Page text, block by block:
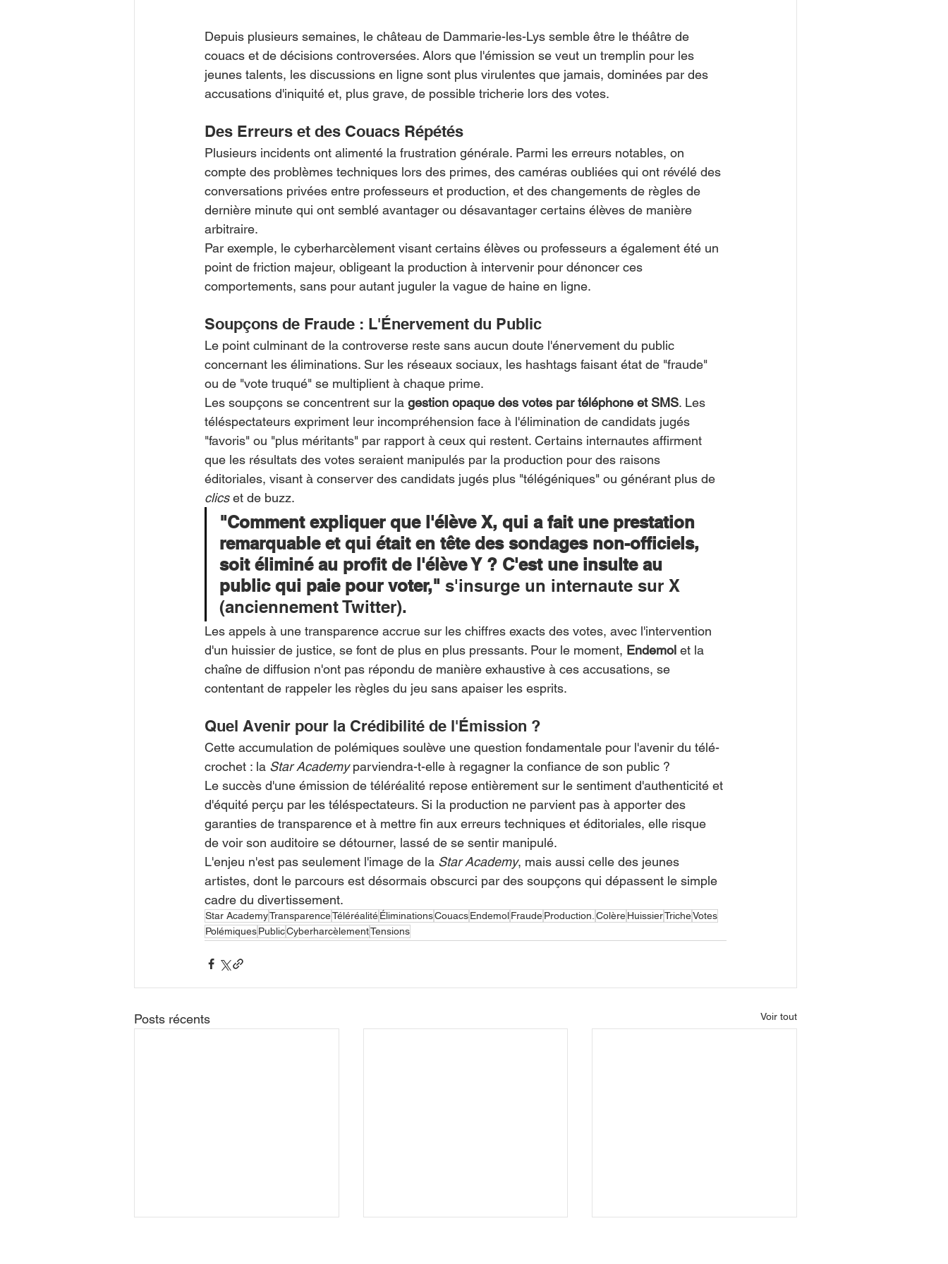
Depuis plusieurs semaines, le château de Dammarie-les-Lys semble être le théâtre de
couacs et de décisions controversées. Alors que l'émission se veut un tremplin pour les
jeunes talents, les discussions en ligne sont plus virulentes que jamais, dominées par des
accusations d'iniquité et, plus grave, de possible tricherie lors des votes.
Des Erreurs et des Couacs Répétés
Plusieurs incidents ont alimenté la frustration générale. Parmi les erreurs notables, on
compte des problèmes techniques lors des primes, des caméras oubliées qui ont révélé des
conversations privées entre professeurs et production, et des changements de règles de
dernière minute qui ont semblé avantager ou désavantager certains élèves de manière
arbitraire.
Par exemple, le cyberharcèlement visant certains élèves ou professeurs a également été un
point de friction majeur, obligeant la production à intervenir pour dénoncer ces
comportements, sans pour autant juguler la vague de haine en ligne.
Soupçons de Fraude : L'Énervement du Public
Le point culminant de la controverse reste sans aucun doute l'énervement du public
concernant les éliminations. Sur les réseaux sociaux, les hashtags faisant état de "fraude"
ou de "vote truqué" se multiplient à chaque prime.
Les soupçons se concentrent sur la gestion opaque des votes par téléphone et SMS. Les
téléspectateurs expriment leur incompréhension face à l'élimination de candidats jugés
"favoris" ou "plus méritants" par rapport à ceux qui restent. Certains internautes affirment
que les résultats des votes seraient manipulés par la production pour des raisons
éditoriales, visant à conserver des candidats jugés plus "télégéniques" ou générant plus de
clics et de buzz.
"Comment expliquer que l'élève X, qui a fait une prestation
remarquable et qui était en tête des sondages non-officiels,
soit éliminé au profit de l'élève Y ? C'est une insulte au
public qui paie pour voter," s'insurge un internaute sur X
(anciennement Twitter).
Les appels à une transparence accrue sur les chiffres exacts des votes, avec l'intervention
d'un huissier de justice, se font de plus en plus pressants. Pour le moment, Endemol et la
chaîne de diffusion n'ont pas répondu de manière exhaustive à ces accusations, se
contentant de rappeler les règles du jeu sans apaiser les esprits.
Quel Avenir pour la Crédibilité de l'Émission ?
Cette accumulation de polémiques soulève une question fondamentale pour l'avenir du télé-
crochet : la Star Academy parviendra-t-elle à regagner la confiance de son public ?
Le succès d'une émission de téléréalité repose entièrement sur le sentiment d'authenticité et
d'équité perçu par les téléspectateurs. Si la production ne parvient pas à apporter des
garanties de transparence et à mettre fin aux erreurs techniques et éditoriales, elle risque
de voir son auditoire se détourner, lassé de se sentir manipulé.
L'enjeu n'est pas seulement l'image de la Star Academy, mais aussi celle des jeunes
artistes, dont le parcours est désormais obscurci par des soupçons qui dépassent le simple
cadre du divertissement.
Star AcademyTransparenceTéléréalitéÉliminationsCouacsEndemolFraudeProduction. ColèreHuissierTricheVotes
PolémiquesPublicCyberharcèlementTensions
Posts récents Voir tout